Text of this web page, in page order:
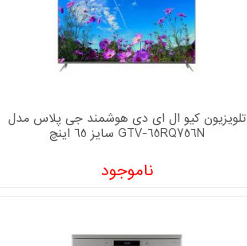
تلویزیون کیو ال ای دی هوشمند جی پلاس مدل
GTV-65RQ756N سایز 65 اینچ
ناموجود